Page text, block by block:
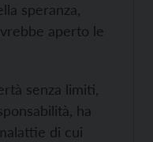
speranza,
aperto le
senza limiti,
ha
di cui